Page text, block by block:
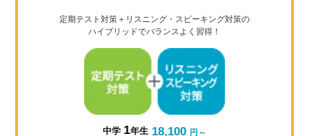
定期テスト対策＋リスニング・スピーキング対策の
ハイブリッドでバランスよく習得！
中学 1年生 18,100 円～